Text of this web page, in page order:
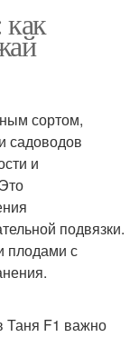
сортом,
садоводов
и
подвязки.
плодами с
Таня F1 важно